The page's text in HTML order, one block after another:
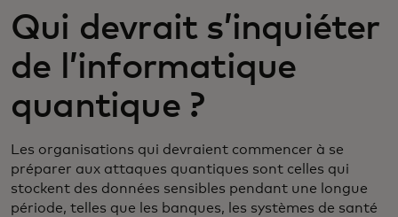
Qui devrait s’inquiéter
de l’informatique
quantique ?
Les organisations qui devraient commencer à se
préparer aux attaques quantiques sont celles qui
stockent des données sensibles pendant une longue
période, telles que les banques, les systèmes de santé